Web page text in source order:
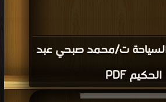
السياحة ت/محمد صبحي عبد
الحكيم PDF